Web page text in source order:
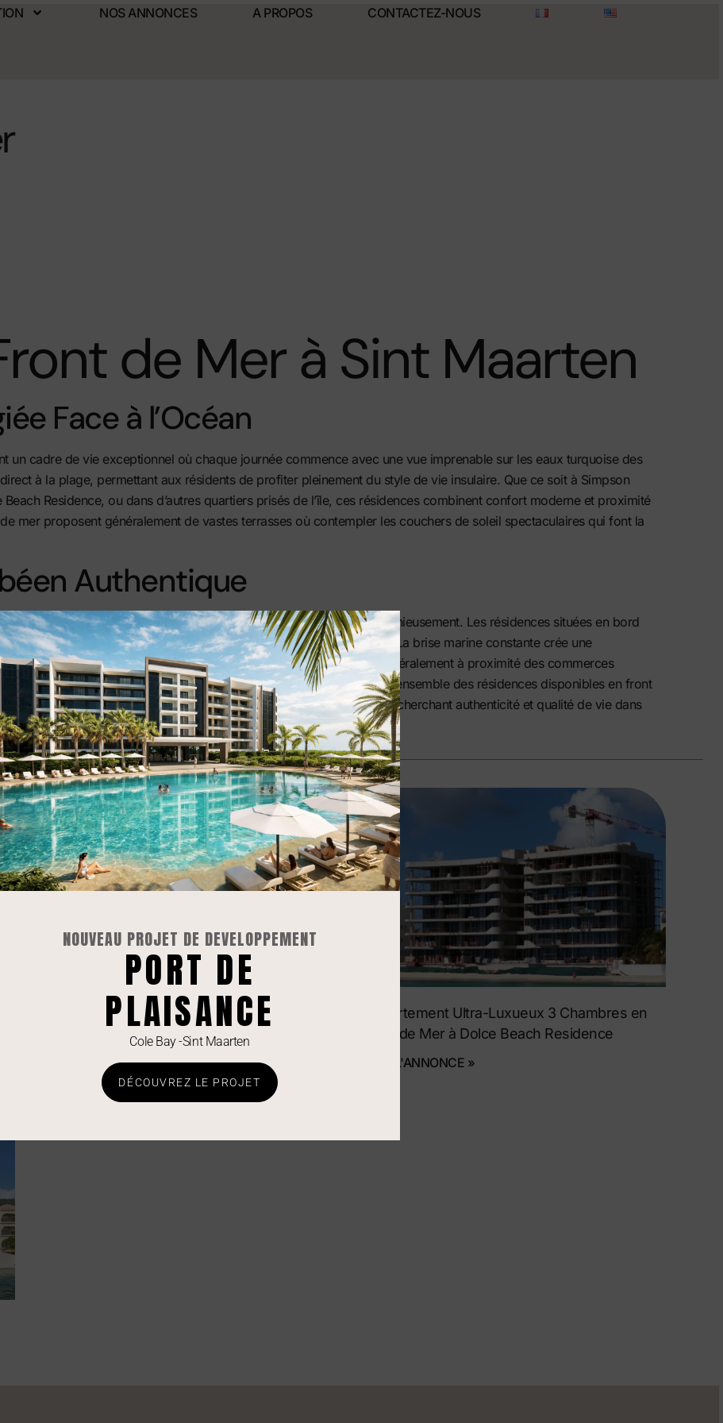
NOS ANNONCES A PROPOS CONTACTEZ-NOUS
de Mer à Sint Maarten
Face à l’Océan
un cadre de vie exceptionnel où chaque journée commence avec une vue imprenable sur les eaux turquoise des
à la plage, permettant aux résidents de profiter pleinement du style de vie insulaire. Que ce soit à Simpson
Residence, ou dans d’autres quartiers prisés de l’île, ces résidences combinent confort moderne et proximité
mer proposent généralement de vastes terrasses où contempler les couchers de soleil spectaculaires qui font la
Authentique
un rythme de vie où la nature et le confort se rencontrent harmonieusement. Les résidences situées en bord
réputés
de l’île, souvent accessibles à pied le long des plages. La brise marine constante crée une
des vagues accompagne le quotidien. Ces propriétés se trouvent généralement à proximité des commerces
un équilibre parfait entre tranquillité et commodité. Pour découvrir l’ensemble des résidences disponibles en front
à jour. Ces biens d’exception attirent une clientèle internationale recherchant authenticité et qualité de vie dans
Dolce Beach Residence — Appartement Neuf
1 Chambre, 80 m²
VOIR L'ANNONCE »
Appartement Ultra-Luxueux 3 Chambres en
Bord de Mer à Dolce Beach Residence
VOIR L'ANNONCE »
NOUVEAU PROJET DE DEVELOPPEMENT
PORT DE
PLAISANCE
Cole Bay -Sint Maarten
DÉCOUVREZ LE PROJET